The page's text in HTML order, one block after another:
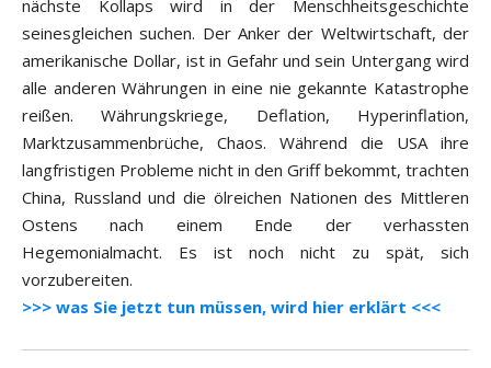
nächste Kollaps wird in der Menschheitsgeschichte
seinesgleichen suchen. Der Anker der Weltwirtschaft, der
amerikanische Dollar, ist in Gefahr und sein Untergang wird
alle anderen Währungen in eine nie gekannte Katastrophe
reißen. Währungskriege, Deflation, Hyperinflation,
Marktzusammenbrüche, Chaos. Während die USA ihre
langfristigen Probleme nicht in den Griff bekommt, trachten
China, Russland und die ölreichen Nationen des Mittleren
Ostens nach einem Ende der verhassten
Hegemonialmacht. Es ist noch nicht zu spät, sich
vorzubereiten.
>>> was Sie jetzt tun müssen, wird hier erklärt <<<